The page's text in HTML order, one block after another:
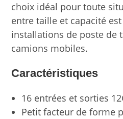
choix idéal pour toute
entre taille et capacité
installations de poste de
camions mobiles.
Caractéristiques
16 entrées et sorties
Petit facteur de forme